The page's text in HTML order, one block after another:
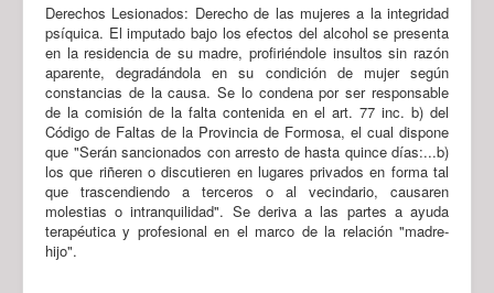
Derechos Lesionados: Derecho de las mujeres a la integridad
psíquica. El imputado bajo los efectos del alcohol se presenta
en la residencia de su madre, profiriéndole insultos sin razón
aparente, degradándola en su condición de mujer según
constancias de la causa. Se lo condena por ser responsable
de la comisión de la falta contenida en el art. 77 inc. b) del
Código de Faltas de la Provincia de Formosa, el cual dispone
que "Serán sancionados con arresto de hasta quince días:...b)
los que riñeren o discutieren en lugares privados en forma tal
que trascendiendo a terceros o al vecindario, causaren
molestias o intranquilidad". Se deriva a las partes a ayuda
terapéutica y profesional en el marco de la relación "madre-
hijo".